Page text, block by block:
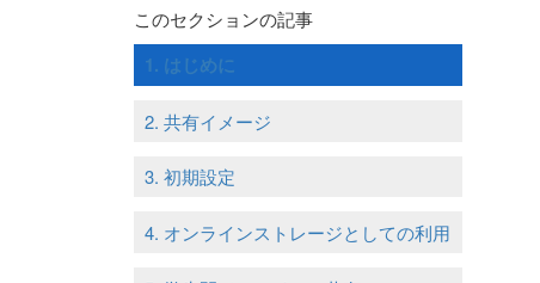
このセクションの記事
1. はじめに
2. 共有イメージ
3. 初期設定
4. オンラインストレージとしての利用